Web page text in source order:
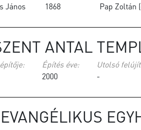
János
1868
Pap Zoltán
ANTAL
Építés éve:
2000
Utolsó
-